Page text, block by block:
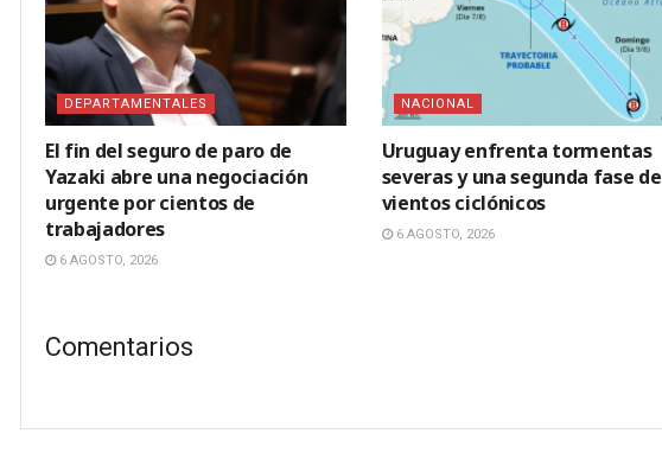
DEPARTAMENTALES
El fin del seguro de paro de
Yazaki abre una negociación
urgente por cientos de
trabajadores
6 AGOSTO, 2026
NACIONAL
Uruguay enfrenta tormentas
severas y una segunda fase de
vientos ciclónicos
6 AGOSTO, 2026
Comentarios